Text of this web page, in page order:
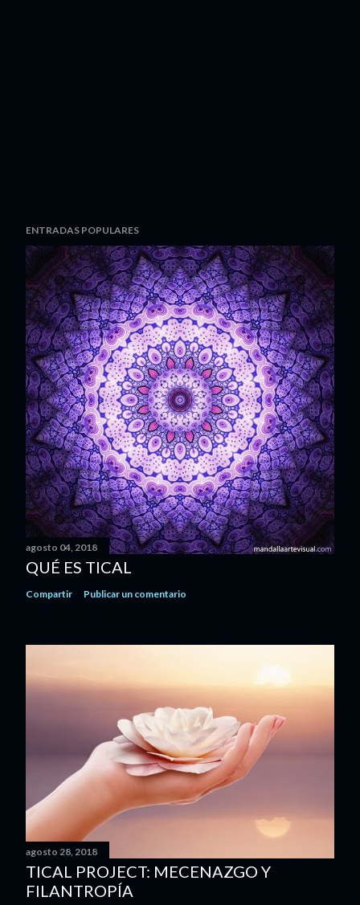
ENTRADAS POPULARES
agosto 04, 2018
QUÉ ES TICAL
Compartir Publicar un comentario
agosto 28, 2018
TICAL PROJECT: MECENAZGO Y
FILANTROPÍA